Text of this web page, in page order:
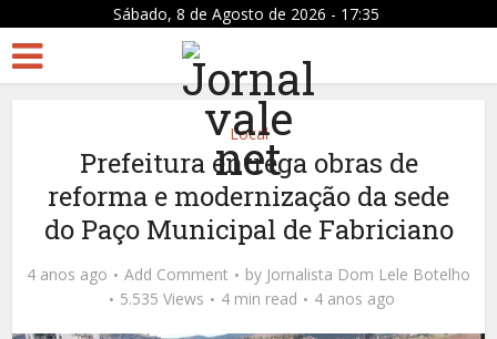
Sábado, 8 de Agosto de 2026 - 17:35
Local
Prefeitura entrega obras de
reforma e modernização da sede
do Paço Municipal de Fabriciano
4 anos ago Add Comment by Jornalista Dom Lele Botelho
5.535 Views
4 min read 4 anos ago